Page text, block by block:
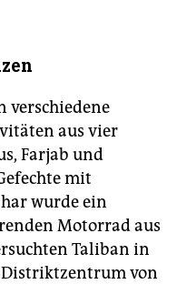
verschiedene
aus vier
Farjab und
mit
wurde ein
Motorrad aus
Taliban in
von